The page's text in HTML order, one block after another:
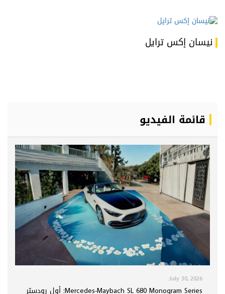
نيسان إكس ترايل
قائمة الفيديو
July 30, 2026
Mercedes-Maybach SL 680 Monogram Series: أول رودستر